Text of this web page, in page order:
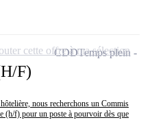
F)
nous recherchons un Commis
(h/f) pour un poste à pourvoir dès que
CDDTemps plein
cette offre à ma sélection